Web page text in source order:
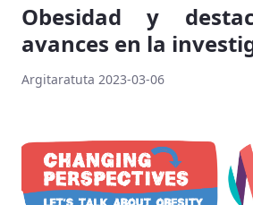
Obesidad y
avances en la
Argitaratuta 2023-03-06